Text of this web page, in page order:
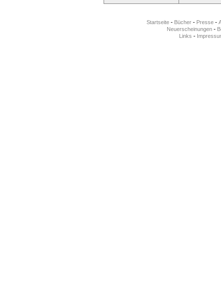
Startseite - Bücher - Presse -
Neuerscheinungen-
Links -